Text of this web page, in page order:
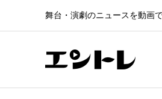
舞台・演劇のニュースを動画